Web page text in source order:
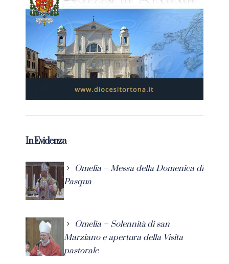
In Evidenza
Omelia – Messa della Domenica di
Pasqua
Omelia – Solennità di san
Marziano e apertura della Visita
pastorale